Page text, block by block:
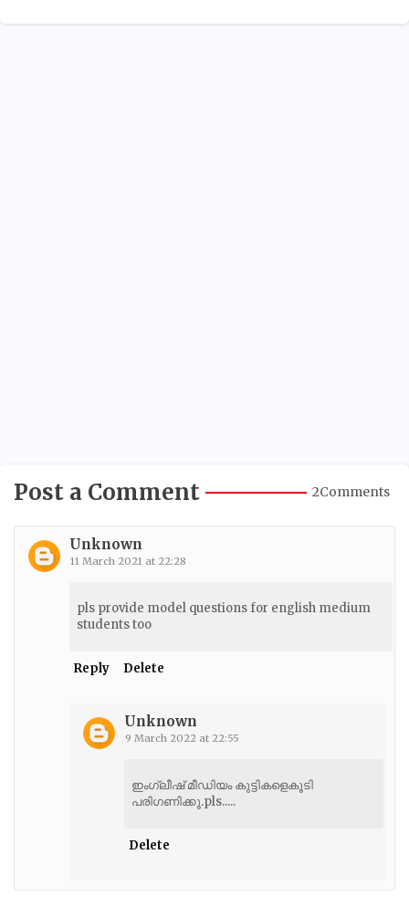
Post a Comment 2Comments
Unknown
11 March 2021 at 22:28
pls provide model questions for english medium
students too
Reply Delete
Unknown
9 March 2022 at 22:55
ഇംഗ്ലീഷ് മീഡിയം കുട്ടികളെകൂടി
പരിഗണിക്കൂ.pls.....
Delete